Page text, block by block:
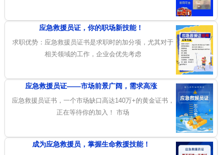
应急救援员证，你的职场新技能！
求职优势：应急救援员证书是求职时的加分项，尤其对于
相关领域的工作，企业会优先考虑
应急救援员证——市场前景广阔，需求高涨
应急救援员证书，一个市场缺口高达140万+的黄金证书，
正在等待你的加入！ 市场
成为应急救援员，掌握生命救援技能！